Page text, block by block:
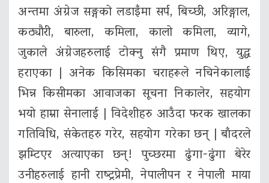
अन्तमा अंग्रेज सङ्गको लडाइँमा सर्प, बिच्छी, अरिङ्गाल,
कठ्यौरी, बारुला, कमिला, कालो कमिला, व्यागे,
जुकाले अंग्रेजहरुलाई टोक्नु संगै प्रमाण थिए, युद्ध
हराएका | अनेक किसिमका चराहरूले नचिनेकालाई
भिन्न किसीमका आवाजका सूचना निकालेर, सहयोग
भयो हाम्रा सेनालाई | विदेशीहरु आउँदा फरक खालका
गतिविधि, संकेतहरु गरेर, सहयोग गरेका छन् | बाँदरले
झम्टिएर अत्याएका छन्! पुच्छरमा ढुंगा-ढुंगा बेरेर
उनीहरुलाई हानी राष्ट्रप्रेमी, नेपालीपन र नेपाली माया